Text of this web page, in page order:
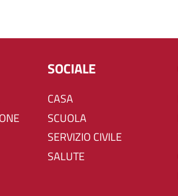
SOCIALE
CASA
SCUOLA
SERVIZIO CIVILE
SALUTE